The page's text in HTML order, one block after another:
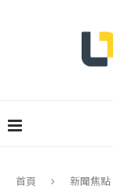
首頁 新聞焦點